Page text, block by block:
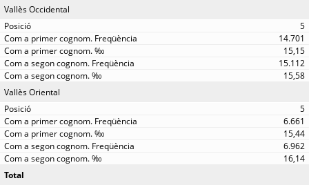
Vallès Occidental
5
14.701
15,15
15.112
15,58
Vallès Oriental
5
6.661
15,44
6.962
16,14
Total